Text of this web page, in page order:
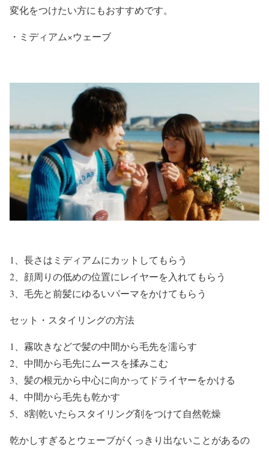
変化をつけたい方にもおすすめです。
・ ミディアム×ウェーブ
1、長さはミディアムにカットしてもらう
2、顔周りの低めの位置にレイヤーを入れてもらう
3、毛先と前髪にゆるいパーマをかけてもらう
セット・スタイリングの方法
1、霧吹きなどで髪の中間から毛先を濡らす
2、中間から毛先にムースを揉みこむ
3、髪の根元から中心に向かってドライヤーをかける
4、中間から毛先も乾かす
5、8割乾いたらスタイリング剤をつけて自然乾燥
乾かしすぎるとウェーブがくっきり出ないことがあるの